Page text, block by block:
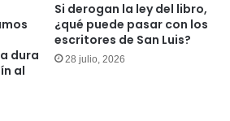
dura
al
Si derogan la ley del libro,
¿qué puede pasar con los
escritores de San Luis?
28 julio, 2026